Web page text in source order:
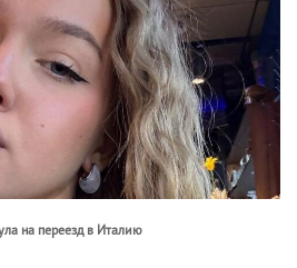
на переезд в Италию